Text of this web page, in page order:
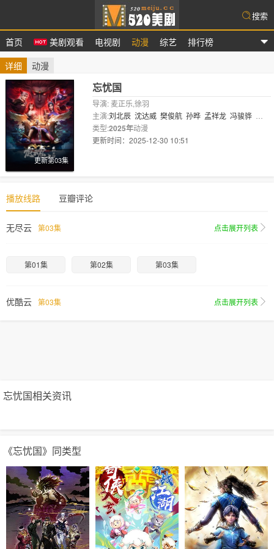
首页 美剧观看 电视剧 动漫 综艺 排行榜
搜索
详细 动漫
更新第03集
忘忧国
导演: 麦正乐,徐羽
主演:刘北辰 沈达威 樊俊航 孙晔 孟祥龙 冯骏骅
磊 鹏小胖
类型:2025年动漫
更新时间：2025-12-30 10:51
播放线路 豆瓣评论
无尽云 第03集 点击展开列表
第01集 第02集 第03集
优酷云 第03集 点击展开列表
忘忧国相关资讯
《忘忧国》同类型